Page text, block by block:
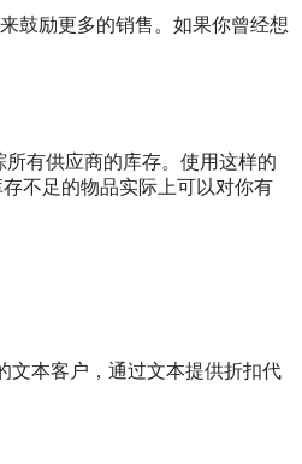
鼓励更多的销售。如果你曾经想
有供应商的库存。使用这样的
不足的物品实际上可以对你有
文本客户，通过文本提供折扣代